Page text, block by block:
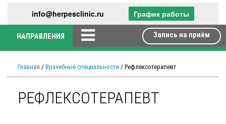
info@herpesclinic.ru График работы
НАПРАВЛЕНИЯ Запись на приём
Главная / Врачебные специальности / Рефлексотерапевт
РЕФЛЕКСОТЕРАПЕВТ